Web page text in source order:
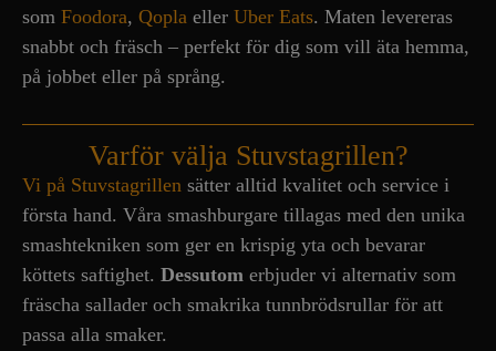
som Foodora, Qopla eller Uber Eats. Maten levereras
snabbt och fräsch – perfekt för dig som vill äta hemma,
på jobbet eller på språng.
Varför välja Stuvstagrillen?
Vi på Stuvstagrillen sätter alltid kvalitet och service i
första hand. Våra smashburgare tillagas med den unika
smashtekniken som ger en krispig yta och bevarar
köttets saftighet. Dessutom erbjuder vi alternativ som
fräscha sallader och smakrika tunnbrödsrullar för att
passa alla smaker.